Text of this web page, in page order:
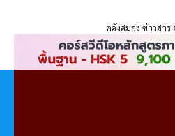
คลังสมอง ข่าวสาร